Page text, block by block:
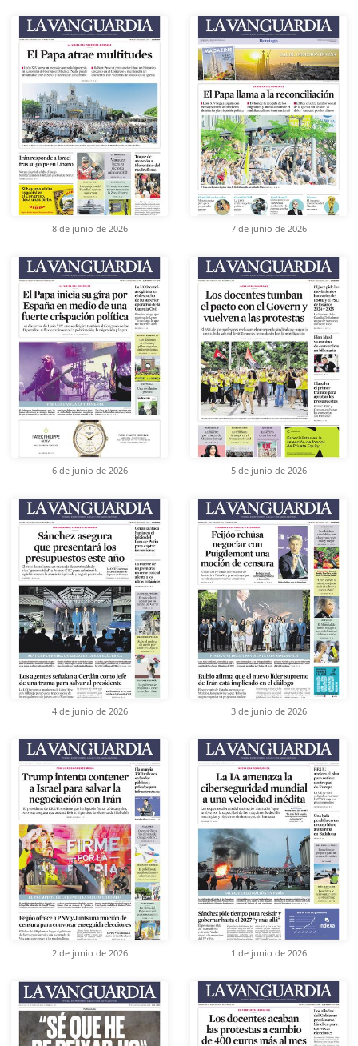
8 de junio de 2026 7 de junio de 2026
6 de junio de 2026 5 de junio de 2026
4 de junio de 2026 3 de junio de 2026
2 de junio de 2026 1 de junio de 2026